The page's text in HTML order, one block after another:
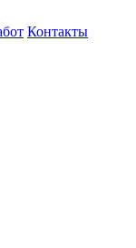
Контакты